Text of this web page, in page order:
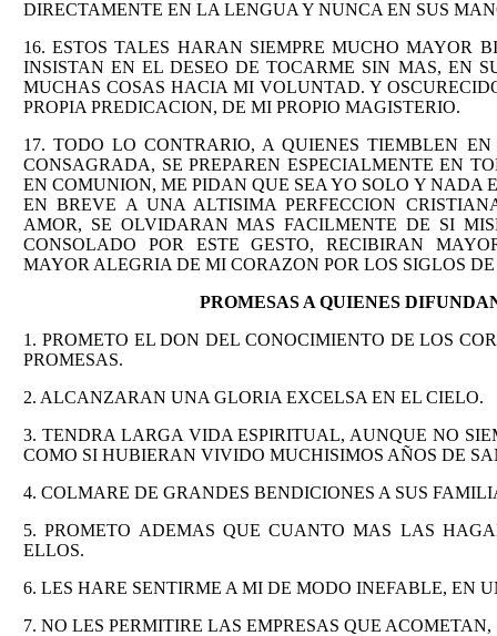
DIRECTAMENTE EN LA LENGUA Y NUNCA EN SUS
16. ESTOS TALES HARAN SIEMPRE MUCHO MAYOR
INSISTAN EN EL DESEO DE TOCARME SIN MAS, EN
MUCHAS COSAS HACIA MI VOLUNTAD. Y
PROPIA PREDICACION, DE MI PROPIO MAGISTERIO.
17. TODO LO CONTRARIO, A QUIENES TIEMBLEN
CONSAGRADA, SE PREPAREN ESPECIALMENTE EN
EN COMUNION, ME PIDAN QUE SEA YO SOLO Y NADA
EN BREVE A UNA ALTISIMA PERFECCION
AMOR, SE OLVIDARAN MAS FACILMENTE DE SI
CONSOLADO POR ESTE GESTO, RECIBIRAN
MAYOR ALEGRIA DE MI CORAZON POR LOS SIGLOS
PROMESAS A QUIENES
1. PROMETO EL DON DEL CONOCIMIENTO DE LOS
PROMESAS.
2. ALCANZARAN UNA GLORIA EXCELSA EN EL CIELO.
3. TENDRA LARGA VIDA ESPIRITUAL, AUNQUE NO
COMO SI HUBIERAN VIVIDO MUCHISIMOS AÑOS DE
4. COLMARE DE GRANDES BENDICIONES A SUS
5. PROMETO ADEMAS QUE CUANTO MAS LAS
ELLOS.
6. LES HARE SENTIRME A MI DE MODO INEFABLE, EN
7. NO LES PERMITIRE LAS EMPRESAS QUE